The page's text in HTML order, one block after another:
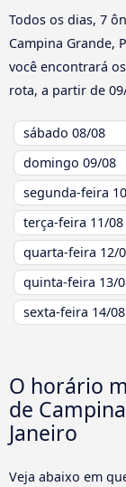
Todos os dias, 7
Campina Grande,
você encontrará
rota, a partir de
sábado 08/08
domingo 09/08
segunda-feira
terça-feira 11/08
quarta-feira 12/
quinta-feira 13/
sexta-feira 14/08
O horário
de
Janeiro
Veja abaixo em